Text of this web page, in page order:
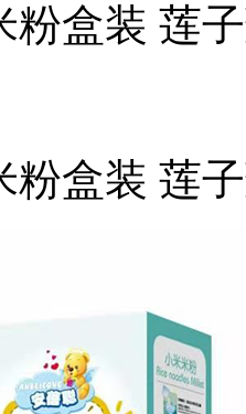
粉盒装 莲
粉盒装 莲